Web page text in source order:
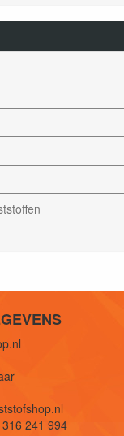
241 994